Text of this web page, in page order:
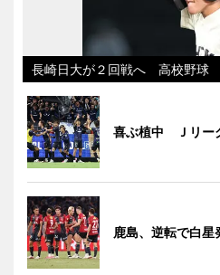
長崎日大が２回戦へ 高校野球
喜ぶ植中 Ｊリー
鹿島、逆転で白